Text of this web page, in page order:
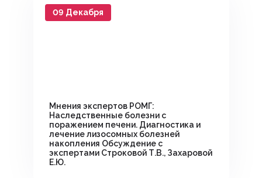
09 Декабря
Мнения экспертов РОМГ:
Наследственные болезни с
поражением печени. Диагностика и
лечение лизосомных болезней
накопления Обсуждение с
экспертами Строковой Т.В., Захаровой
Е.Ю.